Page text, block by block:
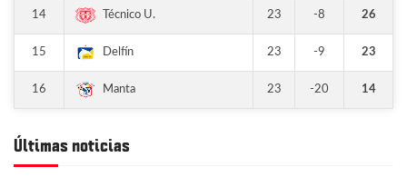
14 Técnico U. 23 -8 26
15 Delfín 23 -9 23
16 Manta 23 -20 14
Últimas noticias